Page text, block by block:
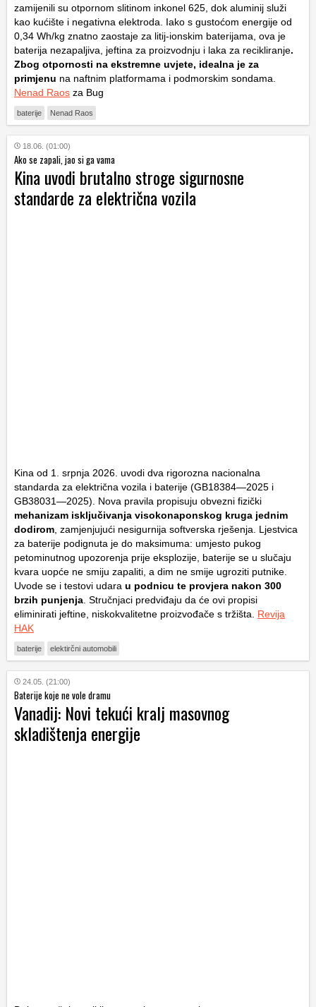
zamijenili su otpornom slitinom inkonel 625, dok aluminij služi
kao kućište i negativna elektroda. Iako s gustoćom energije od
0,34 Wh/kg znatno zaostaje za litij-ionskim baterijama, ova je
baterija nezapaljiva, jeftina za proizvodnju i laka za recikliranje.
Zbog otpornosti na ekstremne uvjete, idealna je za
primjenu na naftnim platformama i podmorskim sondama.
Nenad Raos za Bug
baterije Nenad Raos
18.06. (01:00)
Ako se zapali, jao si ga vama
Kina uvodi brutalno stroge sigurnosne
standarde za električna vozila
Kina od 1. srpnja 2026. uvodi dva rigorozna nacionalna
standarda za električna vozila i baterije (GB18384—2025 i
GB38031—2025). Nova pravila propisuju obvezni fizički
mehanizam isključivanja visokonaponskog kruga jednim
dodirom , zamjenjujući nesigurnija softverska rješenja. Ljestvica
za baterije podignuta je do maksimuma: umjesto pukog
petominutnog upozorenja prije eksplozije, baterije se u slučaju
kvara uopće ne smiju zapaliti, a dim ne smije ugroziti putnike.
Uvode se i testovi udara u podnicu te provjera nakon 300
brzih punjenja . Stručnjaci predviđaju da će ovi propisi
eliminirati jeftine, niskokvalitetne proizvođače s tržišta. Revija
HAK
baterije elektirčni automobili
24.05. (21:00)
Baterije koje ne vole dramu
Vanadij: Novi tekući kralj masovnog
skladištenja energije